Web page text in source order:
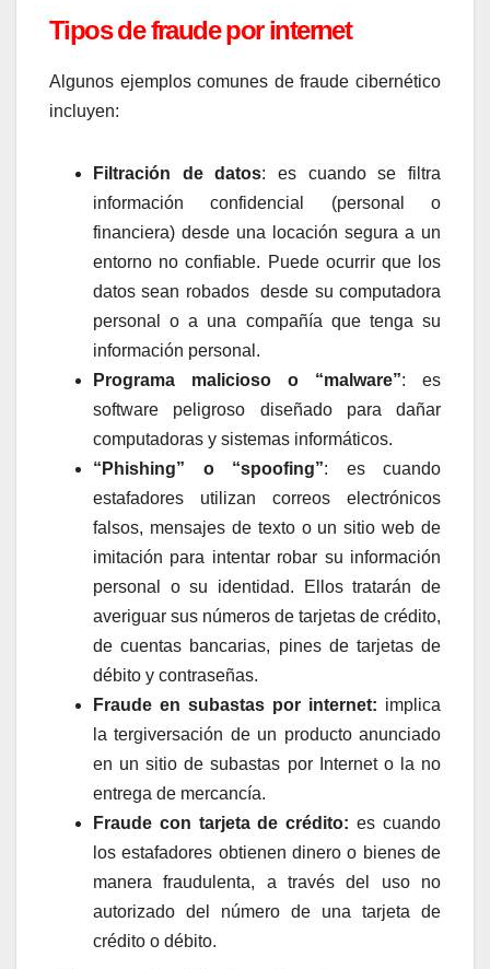
Tipos de fraude por internet
Algunos ejemplos comunes de fraude cibernético
incluyen:
Filtración de datos: es cuando se filtra
información confidencial (personal o
financiera) desde una locación segura a un
entorno no confiable. Puede ocurrir que los
datos sean robados desde su computadora
personal o a una compañía que tenga su
información personal.
Programa malicioso o “malware”: es
software peligroso diseñado para dañar
computadoras y sistemas informáticos.
“Phishing” o “spoofing”: es cuando
estafadores utilizan correos electrónicos
falsos, mensajes de texto o un sitio web de
imitación para intentar robar su información
personal o su identidad. Ellos tratarán de
averiguar sus números de tarjetas de crédito,
de cuentas bancarias, pines de tarjetas de
débito y contraseñas.
Fraude en subastas por internet: implica
la tergiversación de un producto anunciado
en un sitio de subastas por Internet o la no
entrega de mercancía.
Fraude con tarjeta de crédito: es cuando
los estafadores obtienen dinero o bienes de
manera fraudulenta, a través del uso no
autorizado del número de una tarjeta de
crédito o débito.